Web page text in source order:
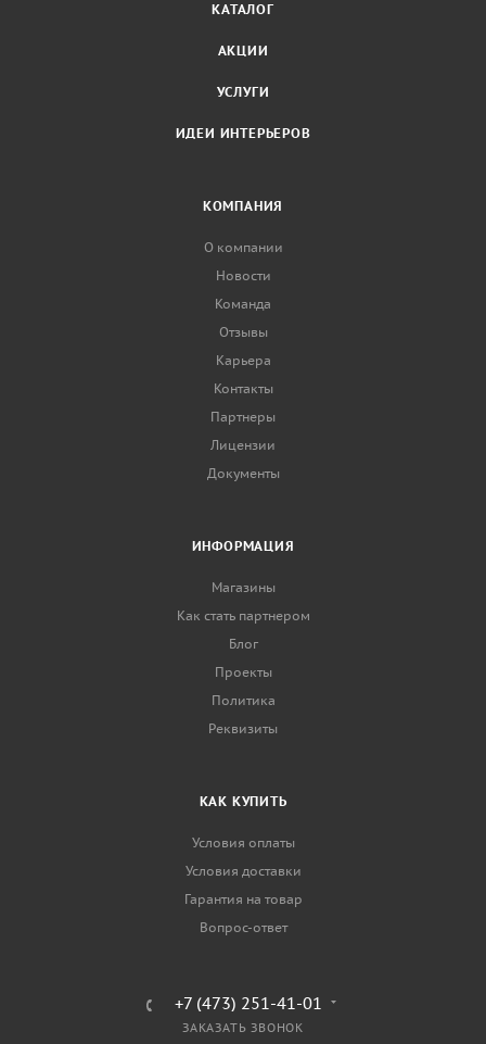
КАТАЛОГ
АКЦИИ
УСЛУГИ
ИДЕИ ИНТЕРЬЕРОВ
КОМПАНИЯ
О компании
Новости
Команда
Отзывы
Карьера
Контакты
Партнеры
Лицензии
Документы
ИНФОРМАЦИЯ
Магазины
Как стать партнером
Блог
Проекты
Политика
Реквизиты
КАК КУПИТЬ
Условия оплаты
Условия доставки
Гарантия на товар
Вопрос-ответ
+7 (473) 251-41-01
ЗАКАЗАТЬ ЗВОНОК